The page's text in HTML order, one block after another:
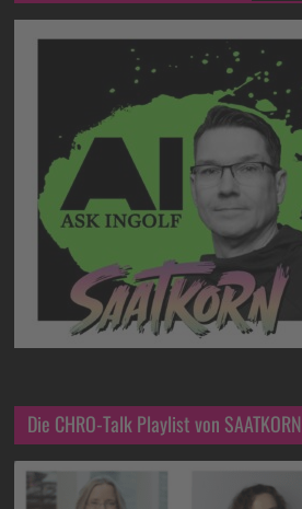
Die CHRO-Talk Playlist von SAATKORN